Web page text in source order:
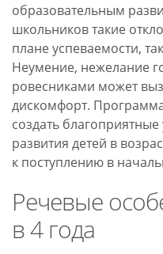
образовательным
школьников такие
плане успеваемости,
Неумение, нежелание
ровесниками может
дискомфорт.
создать
развития детей в
к поступлению в
Речевые
в 4 года